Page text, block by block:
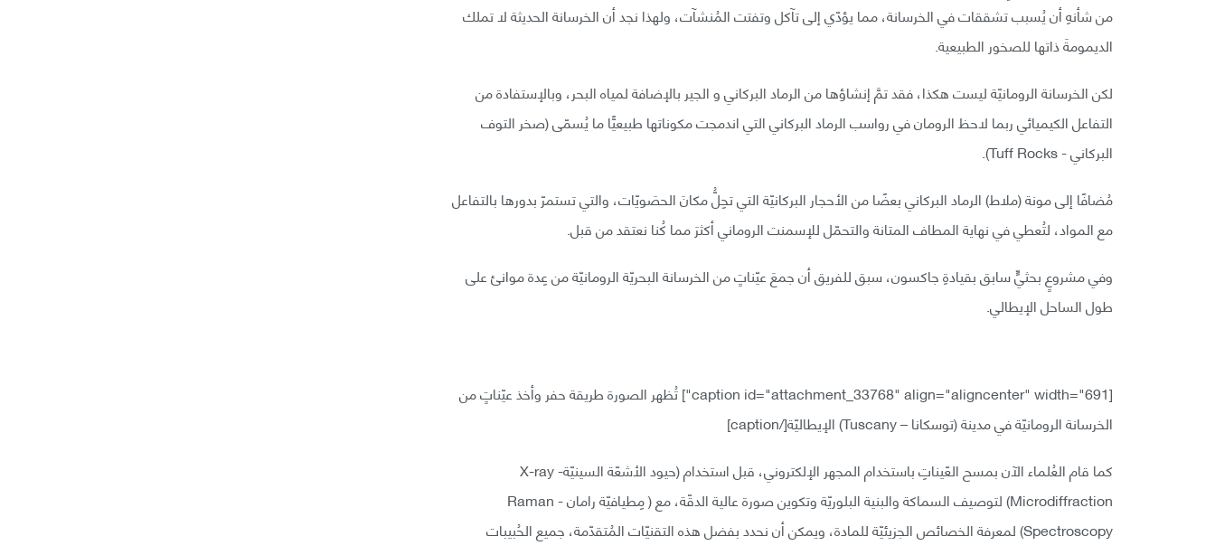
من شأنهِ أن يُسبب تشققات في الخرسانة، مما يؤدّي إلى تآكل وتفتت المُنشآت، ولهذا نجد أن الخرسانة الحديثة لا تملك
الديمومةَ ذاتها للصخور الطبيعية.
لكن الخرسانة الرومانيّة ليست هكذا، فقد تمَّ إنشاؤها من الرماد البركاني و الجير بالإضافة لمياه البحر، وبالإستفادة من
التفاعل الكيميائي ربما لاحظ الرومان في رواسب الرماد البركاني التي اندمجت مكوناتها طبيعيًّا ما يُسمّى (صخر التوف
البركاني - Tuff Rocks).
مُضافًا إلى مونة (ملاط) الرماد البركاني بعضًا من الأحجار البركانيّة التي تحِلُّ مكانَ الحصَويّات، والتي تستمرّ بدورها بالتفاعل
مع المواد، لتُعطي في نهاية المطاف المتانة والتحمّل للإسمنت الروماني أكثرَ مما كُنا نعتقد من قبل.
وفي مشروعٍ بحثيٍّ سابق بقيادةِ جاكسون، سبق للفريق أن جمعَ عيّناتٍ من الخرسانة البحريّة الرومانيّة من عِدة موانئ على
طول الساحل الإيطالي.
[caption id="attachment_33768" align="aligncenter" width="691"]
تُظهر الصورة طريقة حفر وأخذ عيّناتٍ من
الخرسانة الرومانيّة في مدينة (توسكانا – Tuscany) الإيطاليّة[/caption]
كما قام العُلماء الآن بمسح العّيناتِ باستخدام المجهر الإلكتروني، قبل استخدام (حيود الأشعّة السينيّة- X-ray
Microdiffraction) لتوصيف السماكة والبنية البلوريّة وتكوين صورة عالية الدقّة، مع ( مِطيافيّة رامان - Raman
Spectroscopy) لمعرفة الخصائص الجزيئيّة للمادة، ويمكن أن نحدد بفضل هذه التقنيّات المُتقدّمة، جميع الحُبيبات